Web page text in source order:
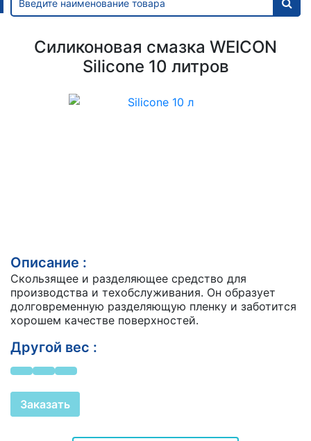
Силиконовая смазка WEICON
Silicone 10 литров
Описание :
Скользящее и разделяющее средство для
производства и техобслуживания. Он образует
долговременную разделяющую пленку и заботится
хорошем качестве поверхностей.
Другой вес :
Заказать